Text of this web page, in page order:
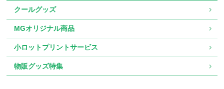
クールグッズ
MGオリジナル商品
小ロットプリントサービス
物販グッズ特集